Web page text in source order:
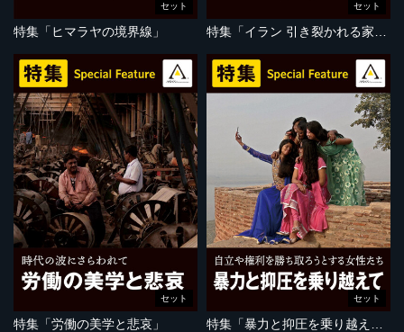
セット
特集「ヒマラヤの境界線」
セット
特集「イラン 引き裂かれる家族」
セット
特集「労働の美学と悲哀」
セット